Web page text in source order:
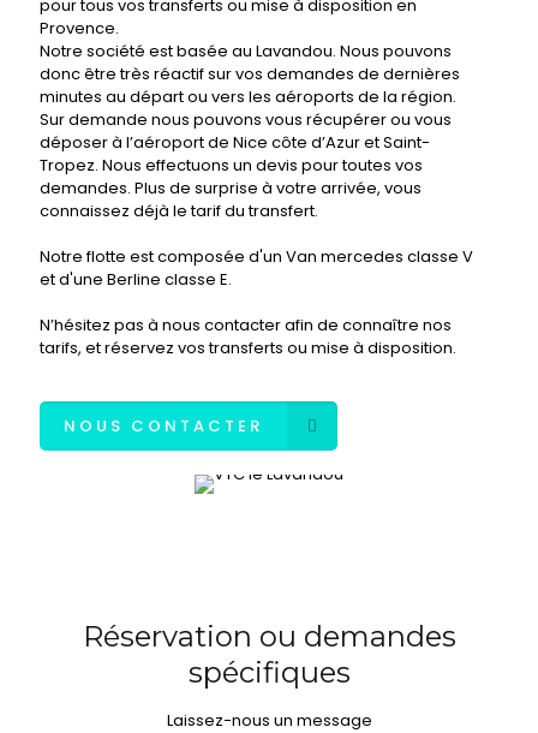
pour tous vos transferts ou mise à disposition en
Provence.
Notre société est basée au Lavandou. Nous pouvons
donc être très réactif sur vos demandes de dernières
minutes au départ ou vers les aéroports de la région.
Sur demande nous pouvons vous récupérer ou vous
déposer à l’aéroport de Nice côte d’Azur et Saint-
Tropez. Nous effectuons un devis pour toutes vos
demandes. Plus de surprise à votre arrivée, vous
connaissez déjà le tarif du transfert.
Notre flotte est composée d'un Van mercedes classe V
et d'une Berline classe E.
N’hésitez pas à nous contacter afin de connaître nos
tarifs, et réservez vos transferts ou mise à disposition.
NOUS CONTACTER
Réservation ou demandes
spécifiques
Laissez-nous un message